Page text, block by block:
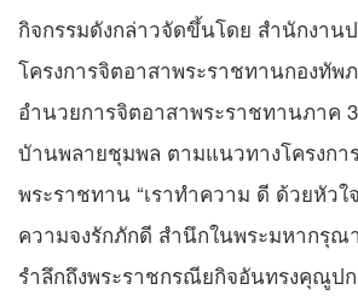
กิจกรรมดังกล่าวจัดขึ้นโดย สำนักงาน
โครงการจิตอาสาพระราชทานกองทัพ
อำนวยการจิตอาสาพระราชทานภาค
บัานพลายชุมพล ตามแนวทางโครงกา
พระราชทาน “เราทำความ ดี ด้วยหัวใ
ความจงรักภักดี สำนึกในพระมหากรุ
รำลึกถึงพระราชกรณียกิจอันทรงคุณูปก